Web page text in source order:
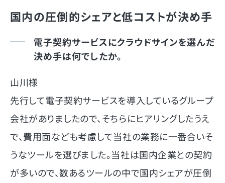
国内の圧倒的シェアと低コストが決め手
電子契約サービスにクラウドサインを選んだ
決め手は何でしたか。
山川様
先行して電子契約サービスを導入しているグループ
会社がありましたので、そちらにヒアリングしたうえ
で、費用面なども考慮して当社の業務に一番合いそ
うなツールを選びました。当社は国内企業との契約
が多いので、数あるツールの中で国内シェアが圧倒